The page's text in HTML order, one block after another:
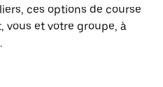
ces options de course
vous et votre groupe, à